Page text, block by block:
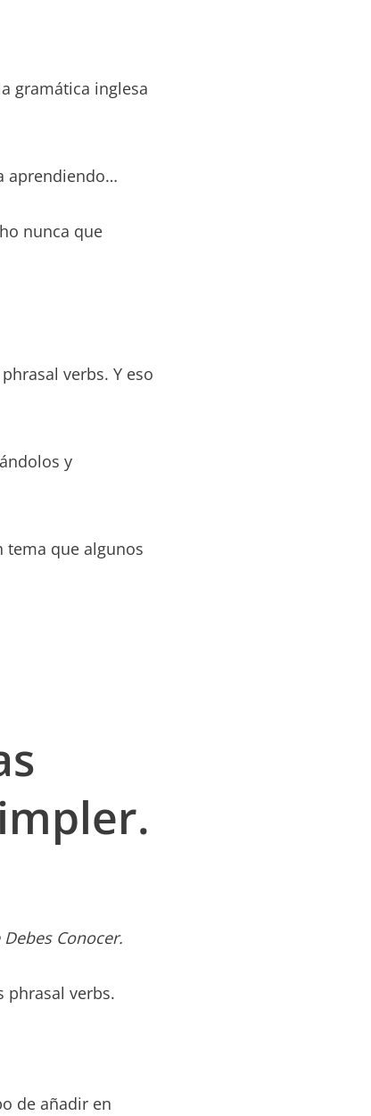
gramática inglesa
aprendiendo…
nunca que
verbs. Y eso
y
tema que algunos
Conocer.
phrasal verbs.
de añadir en